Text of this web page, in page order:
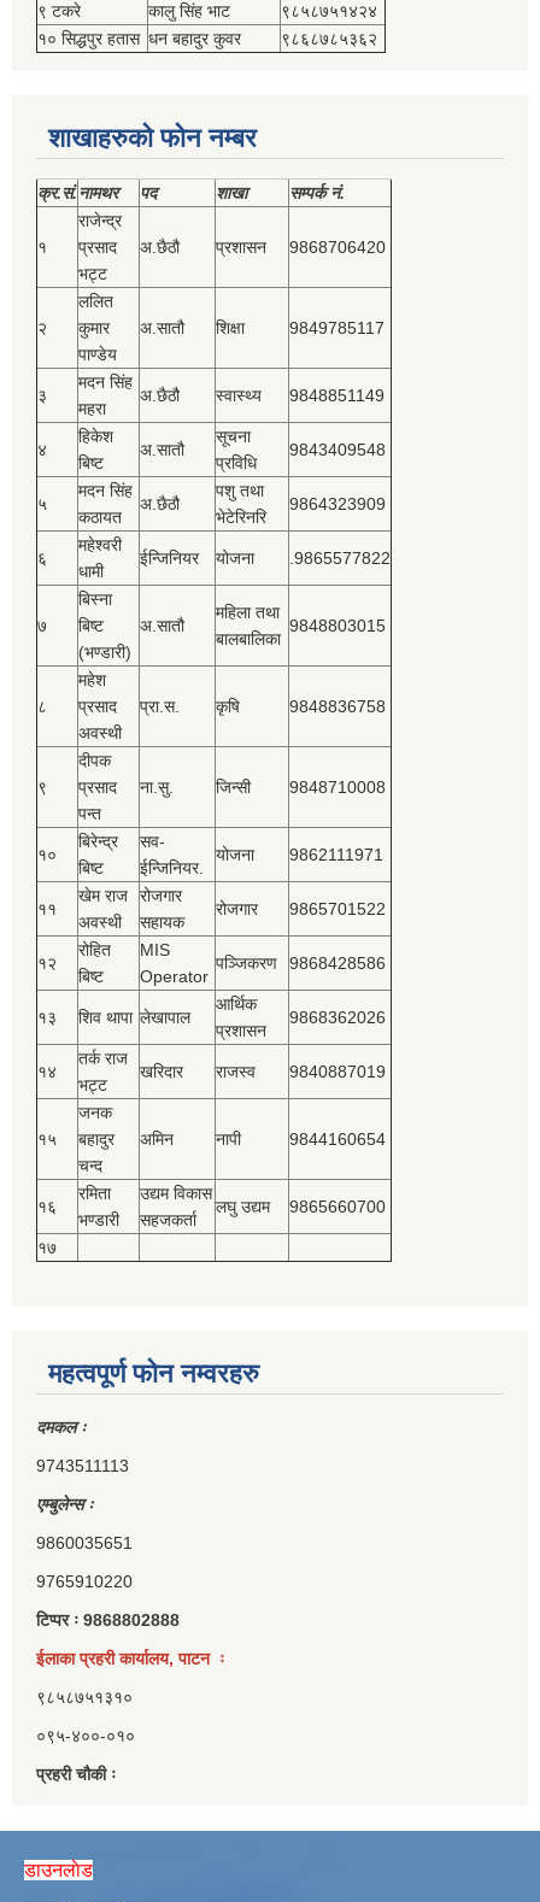
९ टकरे कालु सिंह भाट
९८५८७५१४२४
१० सिद्धपुर हतास धन बहादुर कुवर ९८६८७८५३६२
शाखाहरुको फोन नम्बर
क्र.सं.नामथर पद शाखा सम्‍पर्क नं.
१
राजेन्द्र
प्रसाद
भट्ट
अ.छैठौ प्रशासन 9868706420
२
ललित
कुमार
पाण्डेय
अ.सातौ शिक्षा 9849785117
३
मदन सिंह
महरा
अ.छैठौ स्वास्थ्य 9848851149
४
हिकेश
बिष्‍ट
अ.सातौ
सूचना
प्रविधि
9843409548
५
मदन सिंह
कठायत
अ.छैठौ
पशु तथा
भेटेरिनरि
9864323909
६
महेश्‍वरी
धामी
ईन्जिनियर योजना .9865577822
७
बिस्‍ना
बिष्‍ट
(भण्डारी)
अ.सातौ
महिला तथा
बालबालिका
9848803015
८
महेश
प्रसाद
अवस्थी
प्रा.स. कृषि 9848836758
९
दीपक
प्रसाद
पन्त
ना.सु. जिन्सी 9848710008
१०
बिरेन्द्र
बिष्‍ट
सव-
ईन्जिनियर.
योजना 9862111971
११
खेम राज
अवस्थी
रोजगार
सहायक
रोजगार 9865701522
१२
रोहित
बिष्‍ट
MIS
Operator
पञ्‍जिकरण 9868428586
१३ शिव थापा लेखापाल
आर्थिक
प्रशासन
9868362026
१४
तर्क राज
भट्ट
खरिदार राजस्‍व 9840887019
१५
जनक
बहादुर
चन्द
अमिन नापी 9844160654
१६
रमिता
भण्डारी
उद्यम विकास
सहजकर्ता
लघु उद्यम 9865660700
१७
महत्वपूर्ण फोन नम्वरहरु
दमकल ः
9743511113
एम्बुलेन्स ः
9860035651
9765910220
टिप्पर ः 9868802888
ईलाका प्रहरी कार्यालय, पाटन ः
९८५८७५१३१०
०९५-४००-०१०
प्रहरी चौकी ः
डाउनलाेड